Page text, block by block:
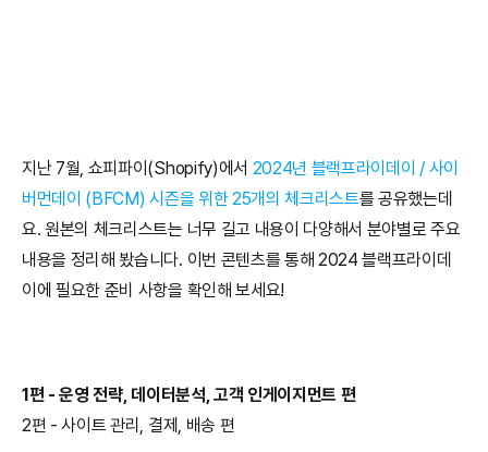
지난 7월, 쇼피파이(Shopify)에서 2024년 블랙프라이데이 / 사이
버먼데이 (BFCM) 시즌을 위한 25개의 체크리스트를 공유했는데
요. 원본의 체크리스트는 너무 길고 내용이 다양해서 분야별로 주요
내용을 정리해 봤습니다. 이번 콘텐츠를 통해 2024 블랙프라이데
이에 필요한 준비 사항을 확인해 보세요!
1편 - 운영 전략, 데이터분석, 고객 인게이지먼트 편
2편 - 사이트 관리, 결제, 배송 편